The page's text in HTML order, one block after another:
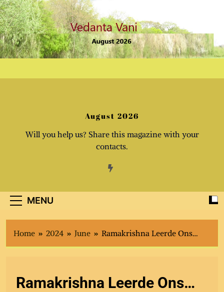
Skip
to
content
August 2026
Will you help us? Share this magazine with your
contacts.
MENU
Home 2024 June Ramakrishna Leerde Ons…
Ramakrishna Leerde Ons…